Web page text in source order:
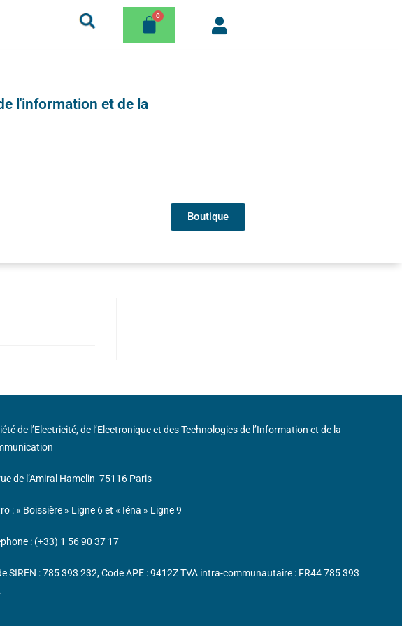
l'information et de la
Boutique
de l’Electricité, de l’Electronique et des Technologies de l’Information et de la
de l’Amiral Hamelin 75116 Paris
: « Boissière » Ligne 6 et « Iéna » Ligne 9
: (+33) 1 56 90 37 17
SIREN : 785 393 232, Code APE : 9412Z TVA intra-communautaire : FR44 785 393